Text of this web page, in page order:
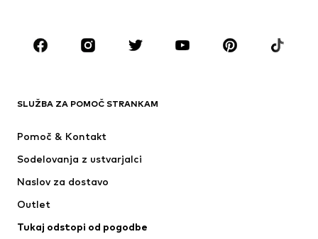
OBLAČILA
Jakne
Obleke & Suknjiči
Kopalke & Kopalna moda
Priložnosti
'Upcycling'
SLUŽBA ZA POMOČ STRANKAM
Pomoč & Kontakt
Sodelovanja z ustvarjalci
Naslov za dostavo
Outlet
Tukaj odstopi od pogodbe